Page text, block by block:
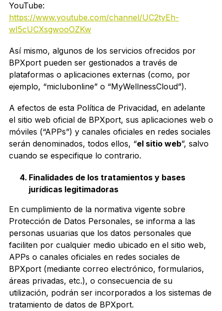
YouTube:
https://www.youtube.com/channel/UC2tyEh-
wI5cUCXsgwooOZKw
Así mismo, algunos de los servicios ofrecidos por
BPXport pueden ser gestionados a través de
plataformas o aplicaciones externas (como, por
ejemplo, “miclubonline” o “MyWellnessCloud”).
A efectos de esta Política de Privacidad, en adelante
el sitio web oficial de BPXport, sus aplicaciones web o
móviles (“APPs”) y canales oficiales en redes sociales
serán denominados, todos ellos, “el sitio web”, salvo
cuando se especifique lo contrario.
Finalidades de los tratamientos y bases
jurídicas legitimadoras
En cumplimiento de la normativa vigente sobre
Protección de Datos Personales, se informa a las
personas usuarias que los datos personales que
faciliten por cualquier medio ubicado en el sitio web,
APPs o canales oficiales en redes sociales de
BPXport (mediante correo electrónico, formularios,
áreas privadas, etc.), o consecuencia de su
utilización, podrán ser incorporados a los sistemas de
tratamiento de datos de BPXport.